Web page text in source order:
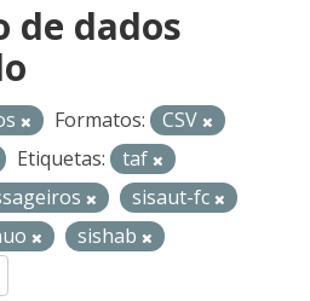
de dados
Formatos:
CSV
Etiquetas:
taf
sisaut-fc
sishab